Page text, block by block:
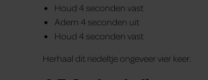
Houd 4 seconden vast
Adem 4 seconden uit
Houd 4 seconden vast
Herhaal dit riedeltje ongeveer vier keer.